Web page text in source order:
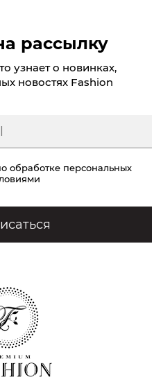
рассылку
узнает о новинках,
новостях Fashion
обработке персональных